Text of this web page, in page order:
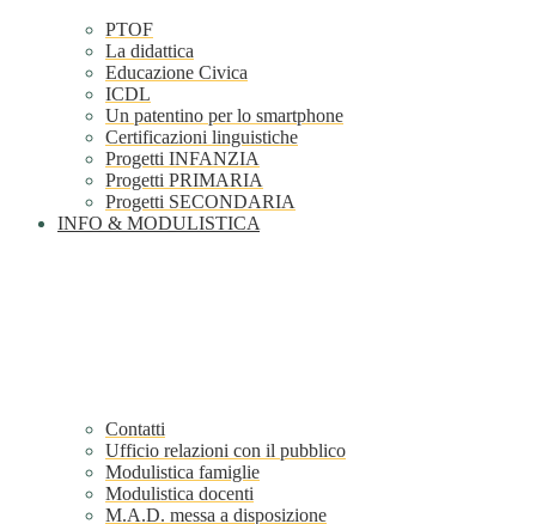
PTOF
La didattica
Educazione Civica
ICDL
Un patentino per lo smartphone
Certificazioni linguistiche
Progetti INFANZIA
Progetti PRIMARIA
Progetti SECONDARIA
INFO & MODULISTICA
Contatti
Ufficio relazioni con il pubblico
Modulistica famiglie
Modulistica docenti
M.A.D. messa a disposizione